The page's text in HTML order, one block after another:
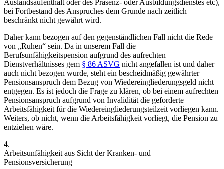
bei Fortbestand des Anspruches dem Grunde nach zeitlich
beschränkt nicht gewährt wird.
Daher kann bezogen auf den gegenständlichen Fall nicht die Rede
von „Ruhen“ sein. Da in unserem Fall die
Berufsunfähigkeitspension aufgrund des aufrechten
Dienstverhältnisses gem § 86 ASVG nicht angefallen ist und daher
auch nicht bezogen wurde, steht ein bescheidmäßig gewährter
Pensionsanspruch dem Bezug von Wiedereingliederungsgeld nicht
entgegen. Es ist jedoch die Frage zu klären, ob bei einem aufrechten
Pensionsanspruch aufgrund von Invalidität die geforderte
Arbeitsfähigkeit für die Wiedereingliederungsteilzeit vorliegen kann.
Weiters, ob nicht, wenn die Arbeitsfähigkeit vorliegt, die Pension zu
entziehen wäre.
4.
Arbeitsunfähigkeit aus Sicht der Kranken- und
Pensionsversicherung